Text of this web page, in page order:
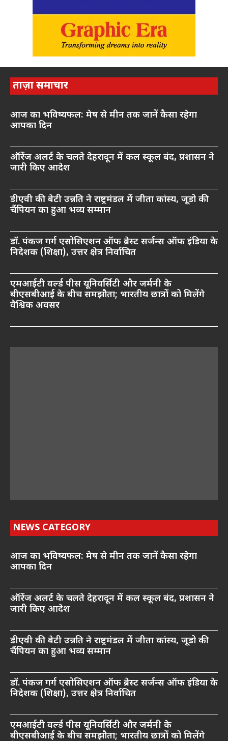
ताज़ा समाचार
आज का भविष्यफल: मेष से मीन तक जानें कैसा रहेगा
आपका दिन
ऑरेंज अलर्ट के चलते देहरादून में कल स्कूल बंद, प्रशासन ने
जारी किए आदेश
डीएवी की बेटी उन्नति ने राष्ट्रमंडल में जीता कांस्य, जूडो की
चैंपियन का हुआ भव्य सम्मान
डॉ. पंकज गर्ग एसोसिएशन ऑफ ब्रेस्ट सर्जन्स ऑफ इंडिया के
निदेशक (शिक्षा), उत्तर क्षेत्र निर्वाचित
एमआईटी वर्ल्ड पीस यूनिवर्सिटी और जर्मनी के
बीएसबीआई के बीच समझौता; भारतीय छात्रों को मिलेंगे
वैश्विक अवसर
NEWS CATEGORY
आज का भविष्यफल: मेष से मीन तक जानें कैसा रहेगा
आपका दिन
ऑरेंज अलर्ट के चलते देहरादून में कल स्कूल बंद, प्रशासन ने
जारी किए आदेश
डीएवी की बेटी उन्नति ने राष्ट्रमंडल में जीता कांस्य, जूडो की
चैंपियन का हुआ भव्य सम्मान
डॉ. पंकज गर्ग एसोसिएशन ऑफ ब्रेस्ट सर्जन्स ऑफ इंडिया के
निदेशक (शिक्षा), उत्तर क्षेत्र निर्वाचित
एमआईटी वर्ल्ड पीस यूनिवर्सिटी और जर्मनी के
बीएसबीआई के बीच समझौता; भारतीय छात्रों को मिलेंगे